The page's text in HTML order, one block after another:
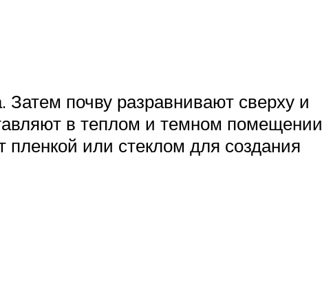
почву разравнивают сверху и
в теплом и темном помещении
или стеклом для создания